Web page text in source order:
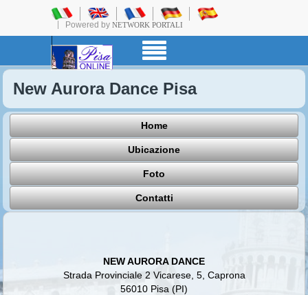
Powered by NETWORK PORTALI
New Aurora Dance Pisa
Home
Ubicazione
Foto
Contatti
NEW AURORA DANCE
Strada Provinciale 2 Vicarese, 5, Caprona
56010 Pisa (PI)